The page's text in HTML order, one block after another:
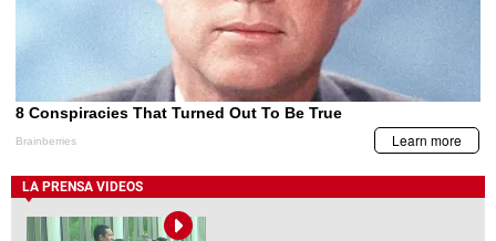
LA PRENSA VIDEOS